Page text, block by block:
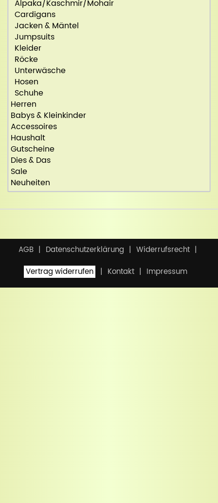
Alpaka/Kaschmir/Mohair
Cardigans
Jacken & Mäntel
Jumpsuits
Kleider
Röcke
Unterwäsche
Hosen
Schuhe
Herren
Babys & Kleinkinder
Accessoires
Haushalt
Gutscheine
Dies & Das
Sale
Neuheiten
AGB Datenschutzerklärung
Widerrufsrecht
Vertrag widerrufen
Kontakt Impressum